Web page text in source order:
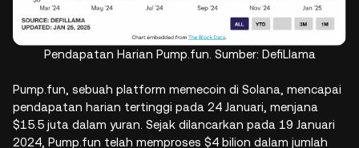
Pendapatan Harian Pump.fun. Sumber: DefiLlama
Pump.fun, sebuah platform memecoin di Solana, mencapai
pendapatan harian tertinggi pada 24 Januari, menjana
$15.5 juta dalam yuran. Sejak dilancarkan pada 19 Januari
2024, Pump.fun telah memproses $4 bilion dalam jumlah